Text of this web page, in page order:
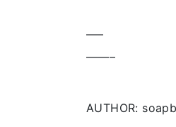
—–
——–
AUTHOR: